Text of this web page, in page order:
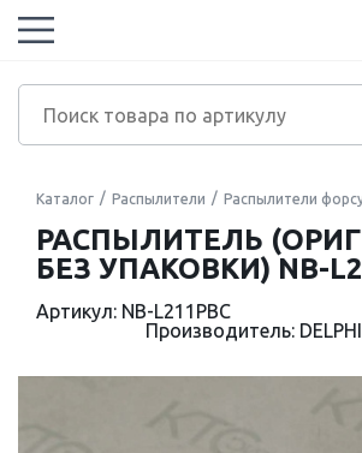
Каталог Распылители Распылители
РАСПЫЛИТЕЛЬ
БЕЗ УПАКОВКИ) NB-
Артикул: NB-L211PBC
Производитель: